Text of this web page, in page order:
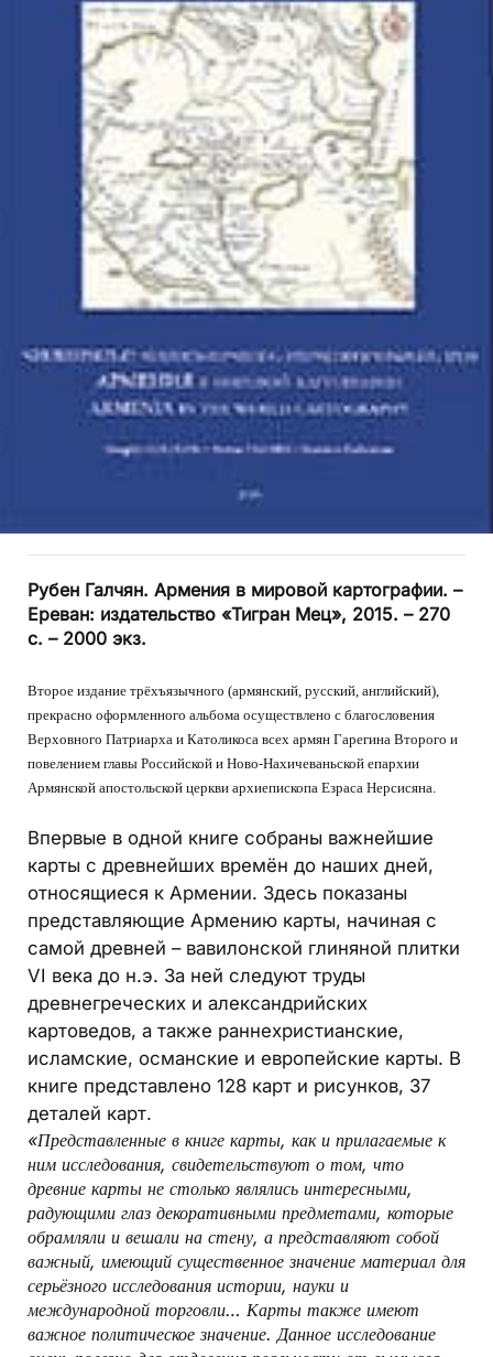
Рубен Галчян. Армения в мировой картографии. –
Ереван: издательство «Тигран Мец», 2015. – 270
с. – 2000 экз.
Второе издание трёхъ­язычного (армянский, русский, английский),
прекрасно оформленного альбома осуществлено с благословения
Верховного Патриарха и Католикоса всех армян Гарегина Второго и
повелением главы Российской и Ново-Нахичеваньской епархии
Армянской апостольской церкви архи­епископа Езраса Нерсисяна.
Впервые в одной книге собраны важнейшие
карты с древнейших времён до наших дней,
относящиеся к Армении. Здесь показаны
представляющие Армению карты, начиная с
самой древней – вавилонской глиняной плитки
VI века до н.э. За ней следуют труды
древнегреческих и александрийских
картоведов, а также раннехристианские,
исламские, османские и европейские карты. В
книге представлено 128 карт и рисунков, 37
деталей карт.
«Представленные в книге карты, как и прилагаемые к
ним исследования, свидетельствуют о том, что
древние карты не столько являлись интересными,
радующими глаз декоративными предметами, которые
обрамляли и вешали на стену, а представляют собой
важный, имеющий существенное значение материал для
серьёзного исследования истории, науки и
международной торговли… Карты также имеют
важное политическое значение. Данное исследование